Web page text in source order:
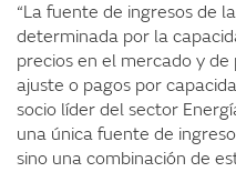
“La fuente de ingresos de
determinada por la
precios en el mercado y
ajuste o pagos por
socio líder del sector
una única fuente de
sino una combinación de